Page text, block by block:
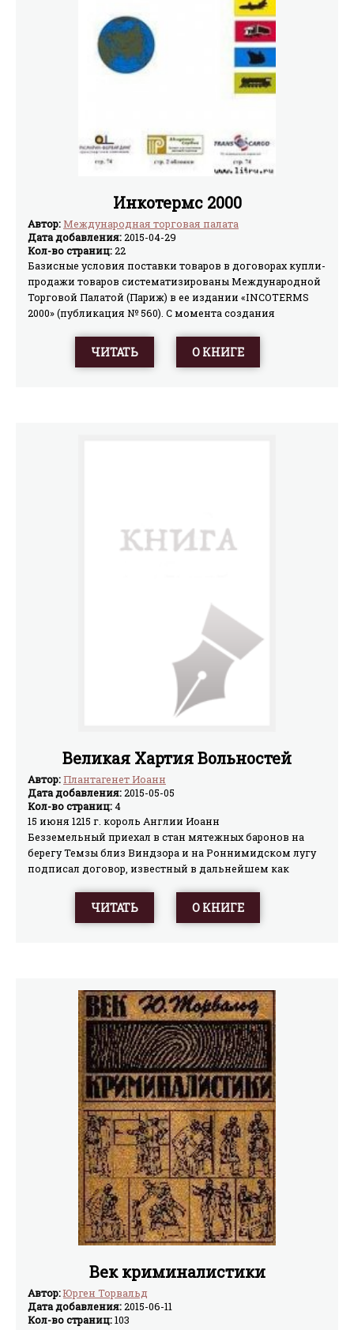
Инкотермс 2000
Автор:Международная торговая палата
Дата добавления:2015-04-29
Кол-во страниц:22
Базисные условия поставки товаров в договорах купли-
продажи товаров систематизированы Международной
Торговой Палатой (Париж) в ее издании «INCOTERMS
2000» (публикация № 560). С момента создания
1967, 1976, 1980, 1990 и 2000 годах. Последняя редакция
учитывает развитие зон, свободных от таможенных
ЧИТАТЬ О КНИГЕ
Великая Хартия Вольностей
Автор:Плантагенет Иоанн
Дата добавления:2015-05-05
Кол-во страниц:4
15 июня 1215 г. король Англии Иоанн
Безземельный приехал в стан мятежных баронов на
берегу Темзы близ Виндзора и на Роннимидском лугу
подписал договор, известный в дальнейшем как
стала основанием прав английского народа и
основным законом государственного устройства. В
может быть арестован, задержан, подвергнут личной
или имущественной каре иначе как на основании
закона и по приговору своих «пэров». Значение
Великой Хартии можно определить таким образом:
король отказался за себя и за своих преемников от всех
ограничений чьих-либо прав, сделанных
нормандскими королями до него и в особенности им
самим, и обязался восстановить в полной мере
порядок управления и судопроизводства, основанный
на англосаксонских и нормандских обычаях.
ЧИТАТЬ О КНИГЕ
Век криминалистики
Автор:Юрген Торвальд
Дата добавления:2015-06-11
Кол-во страниц:103